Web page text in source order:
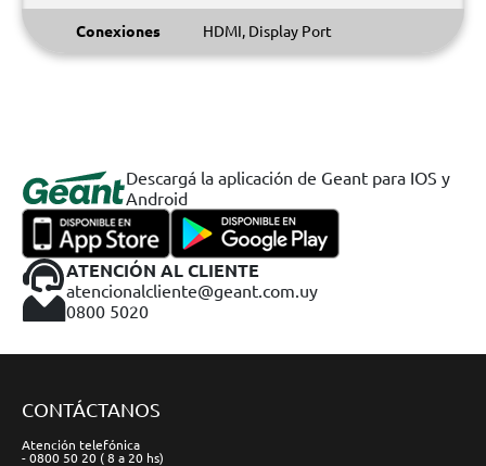
Conexiones HDMI, Display Port
Descargá la aplicación de Geant para IOS y
Android
ATENCIÓN AL CLIENTE
atencionalcliente@geant.com.uy
0800 5020
CONTÁCTANOS
Atención telefónica
- 0800 50 20 ( 8 a 20 hs)